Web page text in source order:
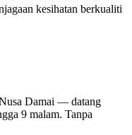
kesihatan berkualiti
Damai — datang
9 malam. Tanpa